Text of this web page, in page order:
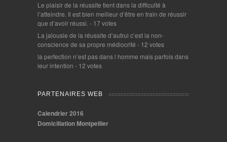
Le plaisir de la réussite tient dans la difficulté à
l’atteindre. Il est bien meilleur d’être en train de réussir
que d’avoir réussi. - 17 votes
La jalousie de la réussite d’autrui c’est la non-
conscience de sa propre médiocrité - 12 votes
la perfection n’est pas dans l homme mais parfois dans
leur intention - 12 votes
PARTENAIRES WEB
Calendrier 2016
Domiciliation Montpellier